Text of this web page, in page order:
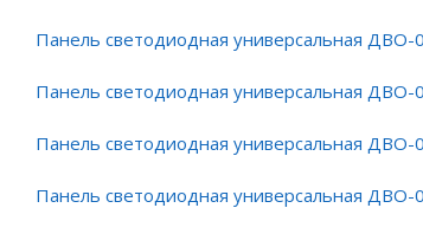
Панель светодиодная универсальная
Панель светодиодная универсальная
Панель светодиодная универсальная
Панель светодиодная универсальная